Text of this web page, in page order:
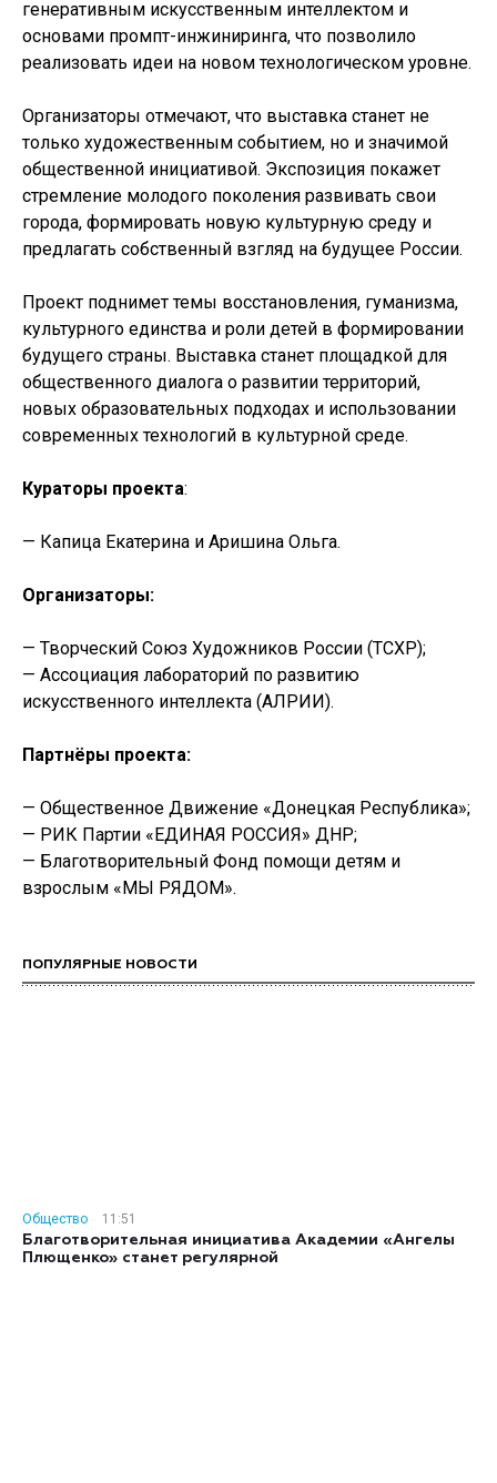
генеративным искусственным интеллектом и
основами промпт-инжиниринга, что позволило
реализовать идеи на новом технологическом уровне.
Организаторы отмечают, что выставка станет не
только художественным событием, но и значимой
общественной инициативой. Экспозиция покажет
стремление молодого поколения развивать свои
города, формировать новую культурную среду и
предлагать собственный взгляд на будущее России.
Проект поднимет темы восстановления, гуманизма,
культурного единства и роли детей в формировании
будущего страны. Выставка станет площадкой для
общественного диалога о развитии территорий,
новых образовательных подходах и использовании
современных технологий в культурной среде.
Кураторы проекта:
— Капица Екатерина и Аришина Ольга.
Организаторы:
— Творческий Союз Художников России (ТСХР);
— Ассоциация лабораторий по развитию
искусственного интеллекта (АЛРИИ).
Партнёры проекта:
— Общественное Движение «Донецкая Республика»;
— РИК Партии «ЕДИНАЯ РОССИЯ» ДНР;
— Благотворительный Фонд помощи детям и
взрослым «МЫ РЯДОМ».
ПОПУЛЯРНЫЕ НОВОСТИ
Общество
11:51
Благотворительная инициатива Академии «Ангелы
Плющенко» станет регулярной